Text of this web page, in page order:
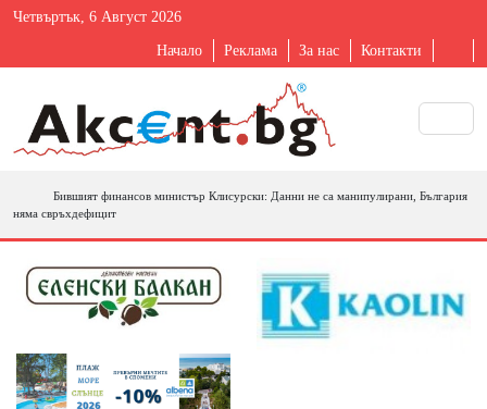
Четвъртък, 6 Август 2026
Начало Реклама За нас Контакти
Бившият финансов министър Клисурски: Данни не са манипулирани, България
няма свръхдефицит